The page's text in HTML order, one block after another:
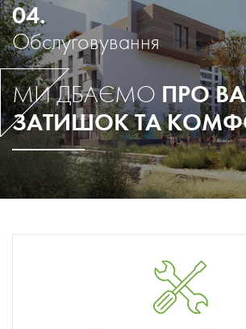
04.
Обслуговування
МИ ДБАЄМО ПРО
ЗАТИШОК ТА